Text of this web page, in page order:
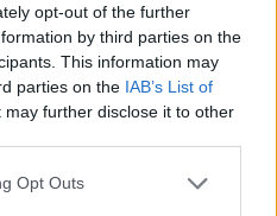
opt-out of the further
by third parties on the
This information may
parties on the IAB’s List of
may further disclose it to other
Opt Outs